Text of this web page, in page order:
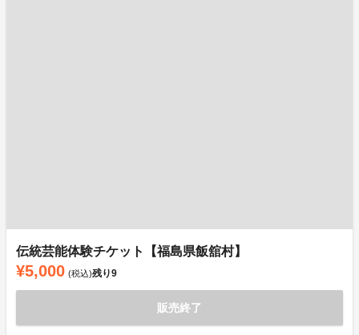
伝統芸能体験チケット【福島県飯舘村】
¥5,000 (税込)残り9
販売終了